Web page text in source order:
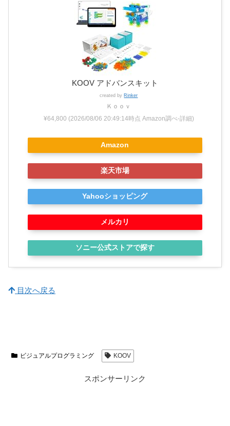
KOOV アドバンスキット
created by Rinker
Ｋｏｏｖ
¥64,800 (2026/08/06 20:49:14時点 Amazon調べ-詳細)
Amazon
楽天市場
Yahooショッピング
メルカリ
ソニー公式ストアで探す
目次へ戻る
ビジュアルプログラミング KOOV
スポンサーリンク